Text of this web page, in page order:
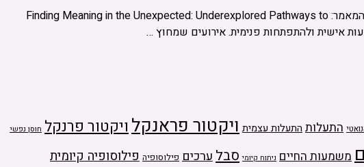
המאמר עוסק בדרכים ייחודיות ובלתי שגרתיות למציאת משמעות בחיים, במיוחד במצבים של אירועים בלתי צפויים או משברים. המאמר: Finding Meaning in the Unexpected: Underexplored Pathways to
התעלות התעלות עצמיתויקטור פראנקלויקטור פרנקל חוסן נפשי
משמעות החיים ניתוח קיומי סבלערכים פילוסופיה פילוסופיה קיומית